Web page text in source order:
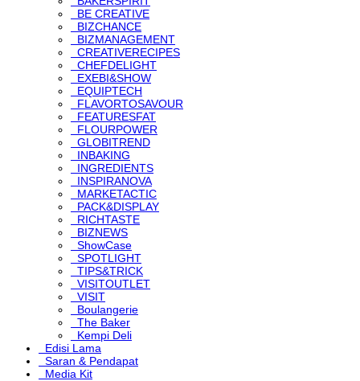
BE CREATIVE
BIZCHANCE
BIZMANAGEMENT
CREATIVERECIPES
CHEFDELIGHT
EXEBI&SHOW
EQUIPTECH
FLAVORTOSAVOUR
FEATURESFAT
FLOURPOWER
GLOBITREND
INBAKING
INGREDIENTS
INSPIRANOVA
MARKETACTIC
PACK&DISPLAY
RICHTASTE
BIZNEWS
ShowCase
SPOTLIGHT
TIPS&TRICK
VISITOUTLET
VISIT
Boulangerie
The Baker
Kempi Deli
Edisi Lama
Saran & Pendapat
Media Kit